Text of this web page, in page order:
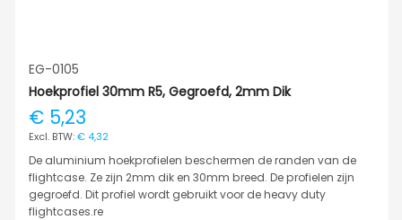
EG-0105
Hoekprofiel 30mm R5, Gegroefd, 2mm Dik
€ 5,23
€ 4,32
De aluminium hoekprofielen beschermen de randen van de
flightcase. Ze zijn 2mm dik en 30mm breed. De profielen zijn
gegroefd. Dit profiel wordt gebruikt voor de heavy duty
flightcases.re